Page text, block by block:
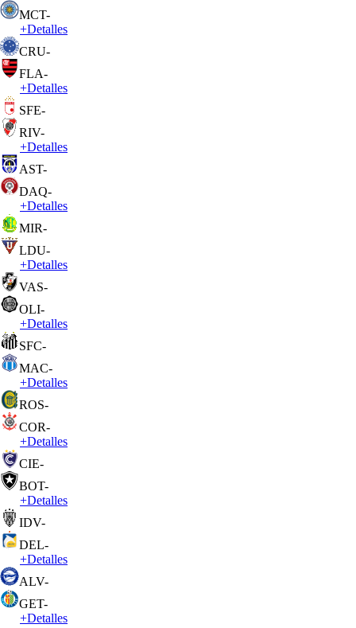
MCT-
+Detalles
CRU-
FLA-
+Detalles
SFE-
RIV-
+Detalles
AST-
DAQ-
+Detalles
MIR-
LDU-
+Detalles
VAS-
OLI-
+Detalles
SFC-
MAC-
+Detalles
ROS-
COR-
+Detalles
CIE-
BOT-
+Detalles
IDV-
DEL-
+Detalles
ALV-
GET-
+Detalles